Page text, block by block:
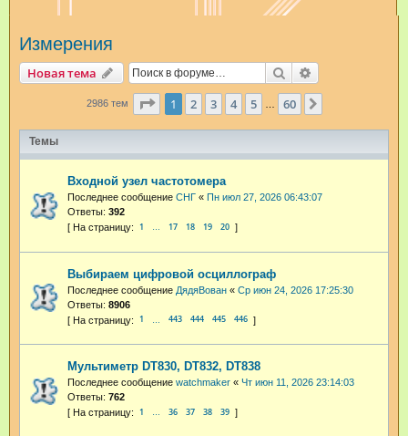
Измерения
Новая тема Поиск
2986 тем Страница из 60
1 2 3 4 5 60
Темы
Входной узел частотомера
Последнее сообщение СНГ « Пн июл 27, 2026 06:43:07
Ответы: 392
1 … 17 18 19 20
Выбираем цифровой осциллограф
Последнее сообщение ДядяВован « Ср июн 24, 2026 17:25:30
Ответы: 8906
1 443 444 445 446
Мультиметр DT830, DT832, DT838
Последнее сообщение watchmaker « Чт июн 11, 2026 23:14:03
Ответы: 762
1 … 36 37 38 39